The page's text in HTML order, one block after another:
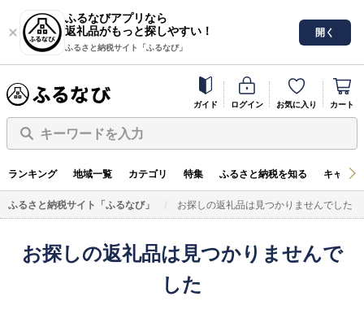
ふるなびアプリなら
返礼品がもっと探しやすい！
ふるさと納税サイト「ふるなび」
開く
ガイド ログイン お気に入り カート
キーワードを入力
ランキング 地域一覧 カテゴリ 特集 ふるさと納税を知る キャン
ふるさと納税サイト「ふるなび」 お探しの返礼品は見つかりませんでした
お探しの返礼品は見つかりませんで
した